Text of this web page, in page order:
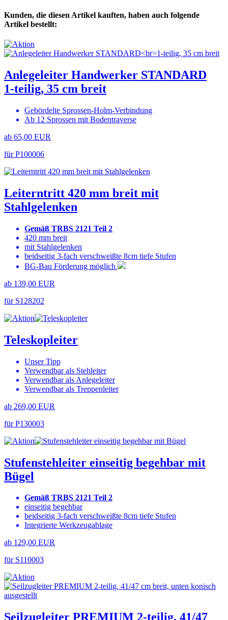
Kunden, die diesen Artikel kauften, haben auch folgende
Artikel bestellt:
Anlegeleiter Handwerker STANDARD
1-teilig, 35 cm breit
Gebördelte Sprossen-Holm-Verbindung
Ab 12 Sprossen mit Bodentraverse
ab 65,00 EUR
für P100006
Leiterntritt 420 mm breit mit
Stahlgelenken
Gemäß TRBS 2121 Teil 2
420 mm breit
mit Stahlgelenken
beidseitig 3-fach verschweißte 8cm tiefe Stufen
BG-Bau Förderung möglich
ab 139,00 EUR
für S128202
Teleskopleiter
Unser Tipp
Verwendbar als Stehleiter
Verwendbar als Anlegeleiter
Verwendbar als Treppenleiter
ab 269,00 EUR
für P130003
Stufenstehleiter einseitig begehbar mit
Bügel
Gemäß TRBS 2121 Teil 2
einseitig begehbar
beidseitig 3-fach verschweißte 8cm tiefe Stufen
Integrierte Werkzeugablage
ab 129,00 EUR
für S110003
Seilzugleiter PREMIUM 2-teilig, 41/47